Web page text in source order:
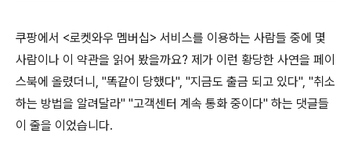
쿠팡에서 <로켓와우 멤버십> 서비스를 이용하는 사람들 중에 몇
사람이나 이 약관을 읽어 봤을까요? 제가 이런 황당한 사연을 페이
스북에 올렸더니, "똑같이 당했다", "지금도 출금 되고 있다", "취소
하는 방법을 알려달라" "고객센터 계속 통화 중이다" 하는 댓글들
이 줄을 이었습니다.